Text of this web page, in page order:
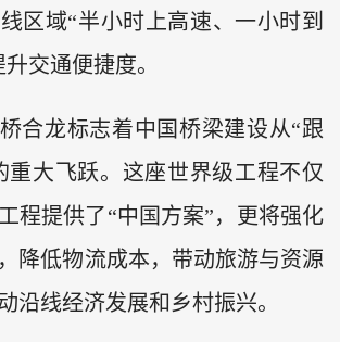
区域“半小时上高速、一小时到
交通便捷度。
合龙标志着中国桥梁建设从“跟
重大飞跃。这座世界级工程不仅
程提供了“中国方案”，更将强化
降低物流成本，带动旅游与资源
沿线经济发展和乡村振兴。